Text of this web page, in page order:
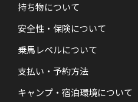
持ち物について
安全性・保険について
乗馬レベルについて
支払い・予約方法
キャンプ・宿泊環境について